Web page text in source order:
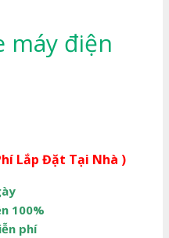
máy điện
Lắp Đặt Tại Nhà )
100%
phí